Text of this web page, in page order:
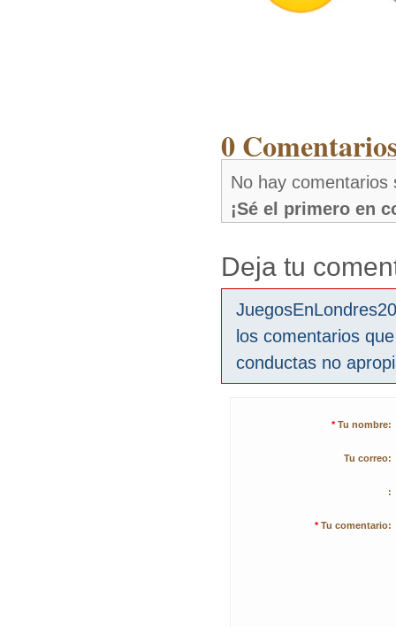
0
No hay comentarios
¡Sé el primero en
Deja tu
los comentarios
conductas no
* Tu nombre:
Tu correo:
:
* Tu comentario: